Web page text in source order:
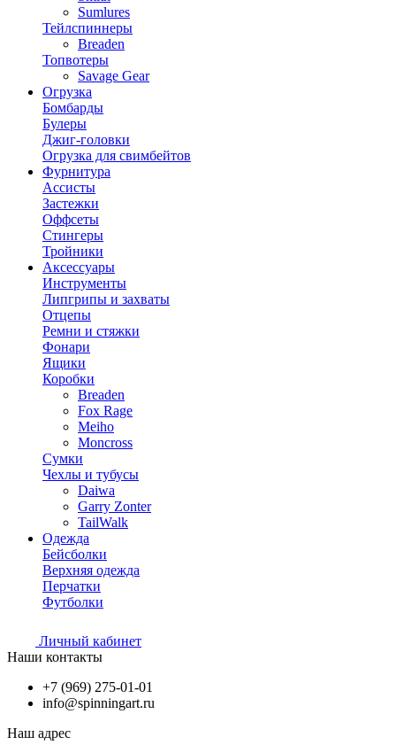
Sumlures
Тейлспиннеры
Breaden
Топвотеры
Savage Gear
Огрузка
Бомбарды
Булеры
Джиг-головки
Огрузка для свимбейтов
Фурнитура
Ассисты
Застежки
Оффсеты
Стингеры
Тройники
Аксессуары
Инструменты
Липгрипы и захваты
Отцепы
Ремни и стяжки
Фонари
Ящики
Коробки
Breaden
Fox Rage
Meiho
Moncross
Сумки
Чехлы и тубусы
Daiwa
Garry Zonter
TailWalk
Одежда
Бейсболки
Верхняя одежда
Перчатки
Футболки
Личный кабинет
Наши контакты
+7 (969) 275-01-01
info@spinningart.ru
Наш адрес